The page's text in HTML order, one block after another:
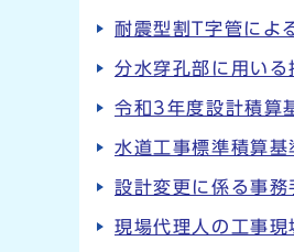
耐震型割T字管によ
分水穿孔部に用いる
令和3年度設計積算
水道工事標準積算
設計変更に係る事
現場代理人の工事